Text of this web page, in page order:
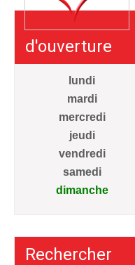
d'ouverture
lundi
mardi
mercredi
jeudi
vendredi
samedi
dimanche
Rechercher